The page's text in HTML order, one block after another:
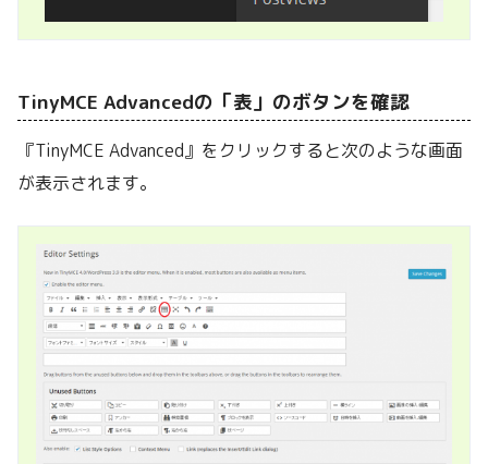
TinyMCE Advancedの「表」のボタンを確認
『TinyMCE Advanced』をクリックすると次のような画面
が表示されます。